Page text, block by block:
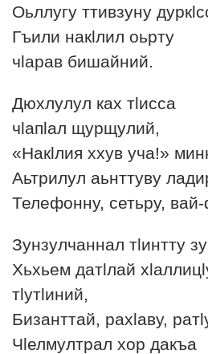
Семья
История лакцев
Книги
Оьллугу ттивзуну
Гъили накlлил оьрту
чlарав бишайний.
Дюхлулул ках тlисса
чlапlал щурщулий,
«Накlлия ххув уча!»
Аьтрилул аьнттуву
Телефонну, сетьру,
Зунзулчаннал тlинтту
Хьхьем датlлай
тlутlиний,
Бизанттай, рахlаву,
Чlелмултрал хор дакъа